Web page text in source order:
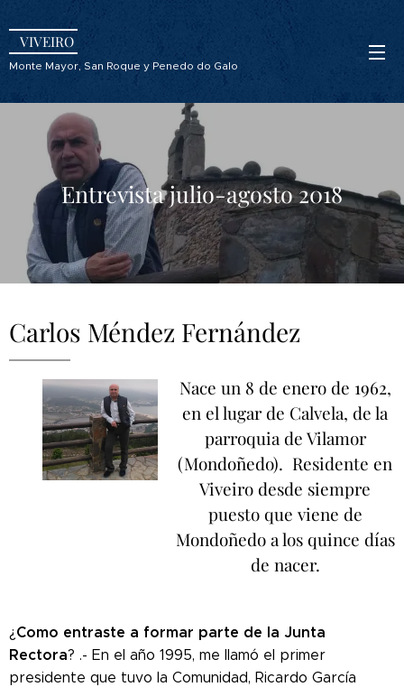
VIVEIRO
Monte Mayor, San Roque y Penedo do Galo
Entrevista julio-agosto 2018
Carlos Méndez Fernández
Nace un 8 de enero de 1962,
en el lugar de Calvela, de la
parroquia de Vilamor
(Mondoñedo). Residente en
Viveiro desde siempre
puesto que viene de
Mondoñedo a los quince días
de nacer.
¿ Como entraste a formar parte de la Junta
Rectora? .- En el año 1995, me llamó el primer
presidente que tuvo la Comunidad, Ricardo García